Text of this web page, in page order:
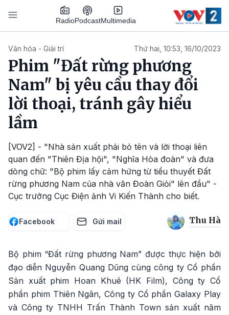
Nhảy đến nội dung
RadioPodcastMultimedia
Văn hóa - Giải trí Thứ hai, 10:53, 16/10/2023
Phim "Đất rừng phương
Nam" bị yêu cầu thay đổi
lời thoại, tránh gây hiểu
lầm
[VOV2] - "Nhà sản xuất phải bỏ tên và lời thoại liên
quan đến "Thiên Địa hội", "Nghĩa Hòa đoàn" và đưa
dòng chữ: "Bộ phim lấy cảm hứng từ tiểu thuyết Đất
rừng phương Nam của nhà văn Đoàn Giỏi" lên đầu" -
Cục trưởng Cục Điện ảnh Vi Kiến Thành cho biết.
Facebook Gửi mail Thu Hà
Bộ phim “Đất rừng phương Nam” được thực hiện bởi
đạo diễn Nguyễn Quang Dũng cùng công ty Cổ phần
Sản xuất phim Hoan Khuê (HK Film), Công ty Cổ
phần phim Thiên Ngân, Công ty Cổ phần Galaxy Play
và Công ty TNHH Trấn Thành Town sản xuất năm